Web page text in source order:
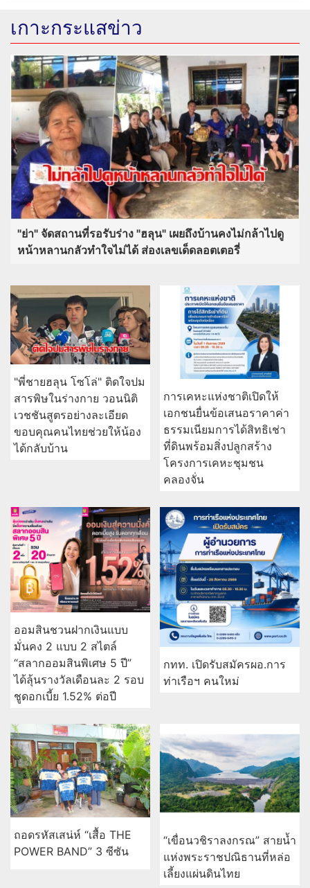
เกาะกระแสข่าว
"ย่า" จัดสถานที่รอรับร่าง "ฮลุน" เผยถึงบ้านคงไม่กล้าไปดู
หน้าหลานกลัวทำใจไม่ได้ ส่องเลขเด็ดลอตเตอรี่
"พี่ชายฮลุน โซโล่" ติดใจปม
สารพิษในร่างกาย วอนนิติ
เวชชันสูตรอย่างละเอียด
ขอบคุณคนไทยช่วยให้น้อง
ได้กลับบ้าน
การเคหะแห่งชาติเปิดให้
เอกชนยื่นข้อเสนอราคาค่า
ธรรมเนียมการได้สิทธิเช่า
ที่ดินพร้อมสิ่งปลูกสร้าง
โครงการเคหะชุมชน
คลองจั่น
ออมสินชวนฝากเงินแบบ
มั่นคง 2 แบบ 2 สไตล์
“สลากออมสินพิเศษ 5 ปี”
ได้ลุ้นรางวัลเดือนละ 2 รอบ
ชูดอกเบี้ย 1.52% ต่อปี
กทท. เปิดรับสมัครผอ.การ
ท่าเรือฯ คนใหม่
ถอดรหัสเสน่ห์ “เสื้อ THE
POWER BAND” 3 ซีซัน
“เขื่อนวชิราลงกรณ” สายน้ำ
แห่งพระราชปณิธานที่หล่อ
เลี้ยงแผ่นดินไทย